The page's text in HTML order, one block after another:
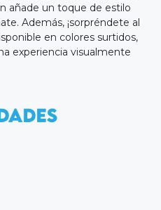
añade un toque de estilo
Además, ¡sorpréndete al
en colores surtidos,
experiencia visualmente